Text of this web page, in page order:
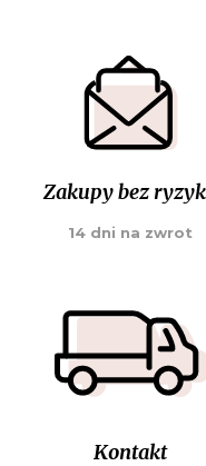
Zakupy bez
14 dni na zwrot
Kontakt